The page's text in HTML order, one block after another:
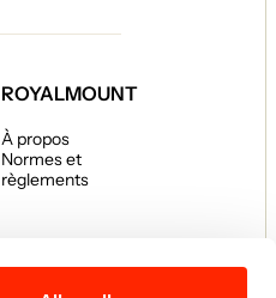
ROYALMOUNT
À propos
Normes et
règlements